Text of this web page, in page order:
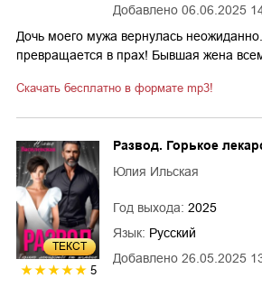
Добавлено 06.06.2025
Дочь моего мужа вернулась
превращается в прах! Бывшая жена
Скачать бесплатно в формате mp3!
ТЕКСТ
5
Добавлено 26.05.2025
Развод. Горькое
Юлия Ильская
Год выхода: 2025
Язык: Русский